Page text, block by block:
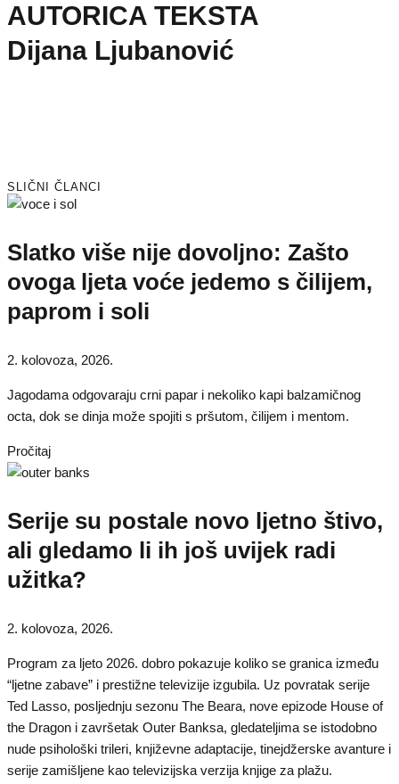
AUTORICA TEKSTA
Dijana Ljubanović
SLIČNI ČLANCI
Slatko više nije dovoljno: Zašto
ovoga ljeta voće jedemo s čilijem,
paprom i soli
2. kolovoza, 2026.
Jagodama odgovaraju crni papar i nekoliko kapi balzamičnog
octa, dok se dinja može spojiti s pršutom, čilijem i mentom.
Pročitaj
Serije su postale novo ljetno štivo,
ali gledamo li ih još uvijek radi
užitka?
2. kolovoza, 2026.
Program za ljeto 2026. dobro pokazuje koliko se granica između
“ljetne zabave” i prestižne televizije izgubila. Uz povratak serije
Ted Lasso, posljednju sezonu The Beara, nove epizode House of
the Dragon i završetak Outer Banksa, gledateljima se istodobno
nude psihološki trileri, književne adaptacije, tinejdžerske avanture i
serije zamišljene kao televizijska verzija knjige za plažu.